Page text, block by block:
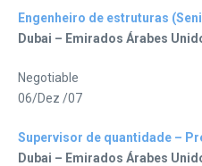
Engenheiro de estruturas
Dubai – Emirados Árabes
Negotiable
06/Dez /07
Supervisor de quantidade –
Dubai – Emirados Árabes